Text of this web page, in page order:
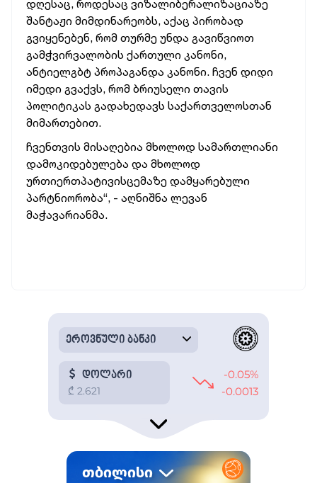
დღესაც, როდესაც ვიზალიბერალიზაციაზე
შანტაჟი მიმდინარეობს, აქაც პირობად
გვიყენებენ, რომ თურმე უნდა გავიწვიოთ
გამჭვირვალობის ქართული კანონი,
ანტიელგბტ პროპაგანდა კანონი. ჩვენ დიდი
იმედი გვაქვს, რომ ბრიუსელი თავის
პოლიტიკას გადახედავს საქართველოსთან
მიმართებით.
ჩვენთვის მისაღებია მხოლოდ სამართლიანი
დამოკიდებულება და მხოლოდ
ურთიერთპატივისცემაზე დამყარებული
პარტნიორობა“, - აღნიშნა ლევან
მაჭავარიანმა.